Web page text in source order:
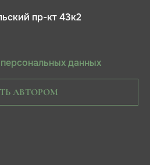
пр-кт 43к2
данных
АВТОРОМ